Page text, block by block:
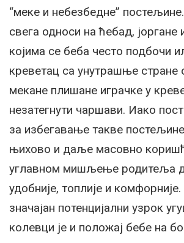
“меке и небезбедне”
свега односи на ћебад, јоргане
којима се беба често подбочи
креветац са унутрашње стране
мекане плишане играчке у
незатегнути чаршави. Иако
за избегавање такве
њихово и даље масовно
углавном мишљење родитеља
удобније, топлије и
значајан потенцијални узрок
колевци је и положај бебе на